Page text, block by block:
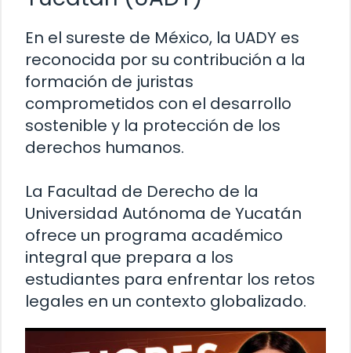
En el sureste de México, la UADY es
reconocida por su contribución a la
formación de juristas
comprometidos con el desarrollo
sostenible y la protección de los
derechos humanos.
La Facultad de Derecho de la
Universidad Autónoma de Yucatán
ofrece un programa académico
integral que prepara a los
estudiantes para enfrentar los retos
legales en un contexto globalizado.